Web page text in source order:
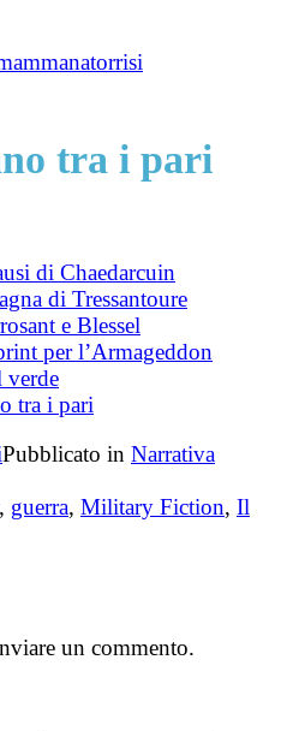
tra i pari
di Chaedarcuin
di Tressantoure
e Blessel
per l’Armageddon
verde
tra i pari
Pubblicato in Narrativa
, guerra, Military Fiction, Il
un commento.